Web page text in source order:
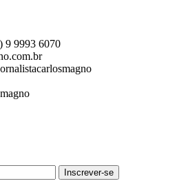
9 9993 6070
Inscrever-se